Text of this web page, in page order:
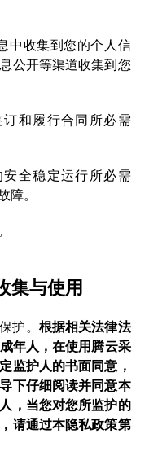
中收集到您的个人信
公开等渠道收集到您
和履行合同所必需
全稳定运行所必需
。
集与使用
护。 根据相关法律法
年人，在使用腾云采
监护人的书面同意，
下仔细阅读并同意本
，当您对您所监护的
请通过本隐私政策第